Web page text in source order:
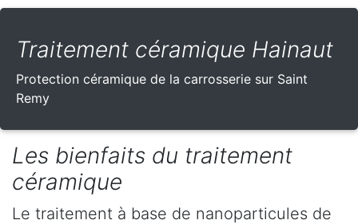
Traitement céramique Hainaut
Protection céramique de la carrosserie sur Saint
Remy
Les bienfaits du traitement
céramique
Le traitement à base de nanoparticules de